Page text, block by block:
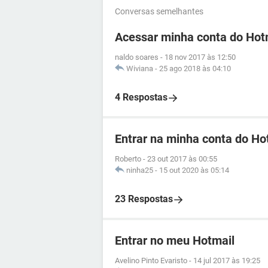
Conversas semelhantes
Acessar minha conta do
naldo soares - 18 nov 2017 às 12:50
Wiviana - 25 ago 2018 às 04:10
4 Respostas
Entrar na minha conta do
Roberto - 23 out 2017 às 00:55
ninha25 - 15 out 2020 às 05:14
23 Respostas
Entrar no meu Hotmail
Avelino Pinto Evaristo - 14 jul 2017 às 19:25